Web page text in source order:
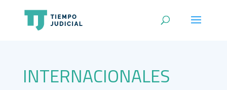
INTERNACIONALES